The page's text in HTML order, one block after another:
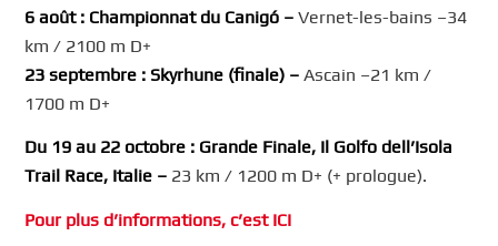
6 août : Championnat du Canigó –Vernet-les-bains –34
km / 2100 m D+
23 septembre : Skyrhune (finale) –Ascain –21 km /
1700 m D+
Du 19 au 22 octobre : Grande Finale, Il Golfo dell’Isola
Trail Race, Italie – 23 km / 1200 m D+ (+ prologue).
Pour plus d’informations, c’est ICI